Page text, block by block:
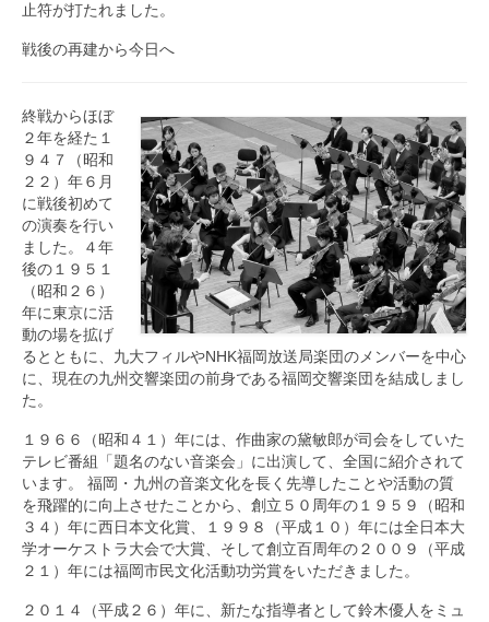
止符が打たれました。
戦後の再建から今日へ
終戦からほぼ
２年を経た１
９４７（昭和
２２）年６月
に戦後初めて
の演奏を行い
ました。４年
後の１９５１
（昭和２６）
年に東京に活
動の場を拡げ
るとともに、九大フィルやNHK福岡放送局楽団のメンバーを中心
に、現在の九州交響楽団の前身である福岡交響楽団を結成しまし
た。
１９６６（昭和４１）年には、作曲家の黛敏郎が司会をしていた
テレビ番組「題名のない音楽会」に出演して、全国に紹介されて
います。 福岡・九州の音楽文化を長く先導したことや活動の質
を飛躍的に向上させたことから、創立５０周年の１９５９（昭和
３４）年に西日本文化賞、１９９８（平成１０）年には全日本大
学オーケストラ大会で大賞、そして創立百周年の２００９（平成
２１）年には福岡市民文化活動功労賞をいただきました。
２０１４（平成２６）年に、新たな指導者として鈴木優人をミュ